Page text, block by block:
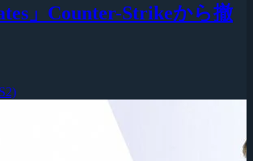
」Counter-Strikeから撤